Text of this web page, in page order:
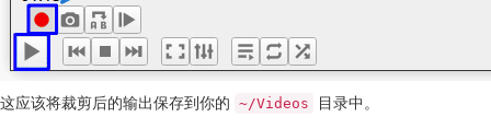
这应该将裁剪后的输出保存到你的 ~/Videos 目录中。